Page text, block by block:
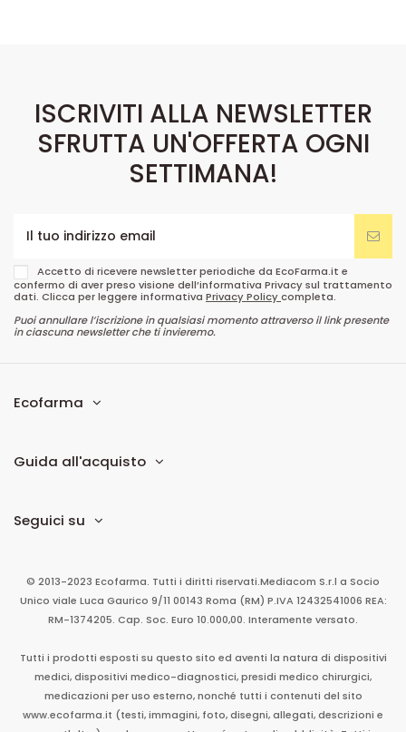
ISCRIVITI ALLA NEWSLETTER
SFRUTTA UN'OFFERTA OGNI
SETTIMANA!
Accetto di ricevere newsletter periodiche da EcoFarma.it e
confermo di aver preso visione dell’informativa Privacy sul trattamento
dati. Clicca per leggere informativa Privacy Policycompleta.
Puoi annullare l’iscrizione in qualsiasi momento attraverso il link presente
in ciascuna newsletter che ti invieremo.
Ecofarma
Guida all'acquisto
Seguici su
© 2013-2023 Ecofarma. Tutti i diritti riservati.Mediacom S.r.l a Socio
Unico viale Luca Gaurico 9/11 00143 Roma (RM) P.IVA 12432541006 REA:
RM-1374205. Cap. Soc. Euro 10.000,00. Interamente versato.
Tutti i prodotti esposti su questo sito ed aventi la natura di dispositivi
medici, dispositivi medico-diagnostici, presidi medico chirurgici,
medicazioni per uso esterno, nonché tutti i contenuti del sito
www.ecofarma.it (testi, immagini, foto, disegni, allegati, descrizioni e